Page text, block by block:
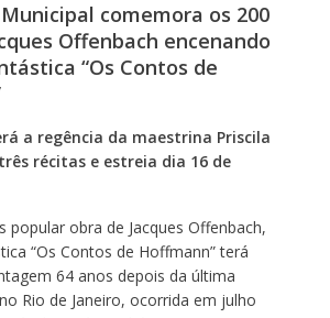
comemora os 200
Offenbach encenando
“Os Contos de
a regência da maestrina Priscila
récitas e estreia dia 16 de
popular obra de Jacques Offenbach,
“Os Contos de Hoffmann” terá
64 anos depois da última
Rio de Janeiro, ocorrida em julho